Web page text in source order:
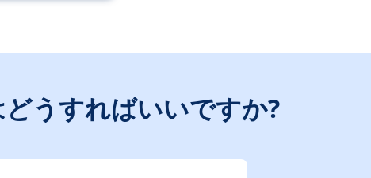
うすればいいですか?